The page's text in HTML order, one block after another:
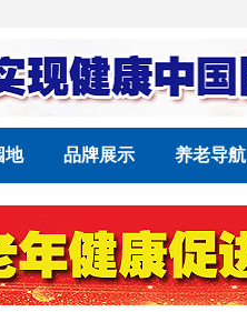
地 品牌展示 养老导航